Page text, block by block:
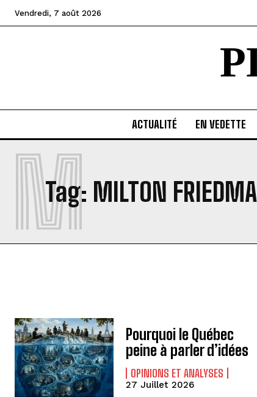
Vendredi, 7 août 2026
ACTUALITÉ EN VEDETTE
Tag: MILTON
M
Pourquoi le Québec
peine à parler d’idées
OPINIONS ET ANALYSES
27 Juillet 2026